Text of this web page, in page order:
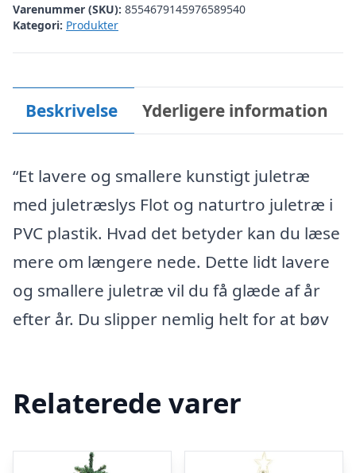
Varenummer (SKU): 8554679145976589540
Kategori: Produkter
Beskrivelse Yderligere information
“Et lavere og smallere kunstigt juletræ
med juletræslys Flot og naturtro juletræ i
PVC plastik. Hvad det betyder kan du læse
mere om længere nede. Dette lidt lavere
og smallere juletræ vil du få glæde af år
efter år. Du slipper nemlig helt for at bøv
Relaterede varer